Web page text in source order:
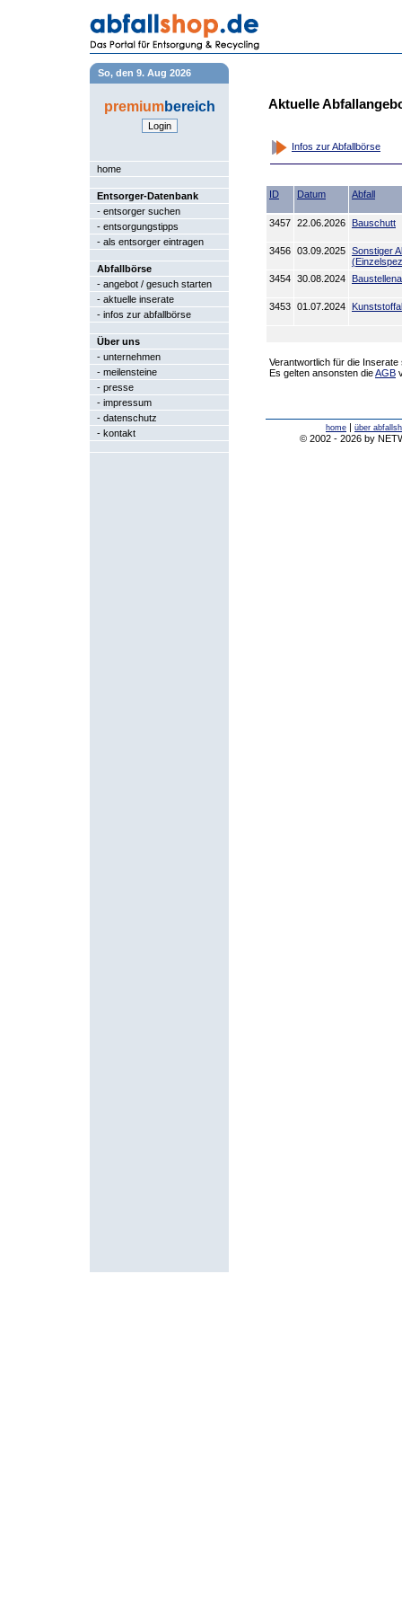
So, den 9. Aug 2026
premiumbereich
home
Entsorger-Datenbank
- entsorger suchen
- entsorgungstipps
- als entsorger eintragen
Abfallbörse
- angebot / gesuch starten
- aktuelle inserate
- infos zur abfallbörse
Über uns
- unternehmen
- meilensteine
- presse
- impressum
- datenschutz
- kontakt
Aktuelle
Infos zur Abfallbörse
ID Datum Abfall
3457 22.06.2026 Bauschutt
3456 03.09.2025 Sonstiger
3454 30.08.2024
3453 01.07.2024
Verantwortlich für die
Es gelten ansonsten dieAGB
home über
© 2002 - 2026 by